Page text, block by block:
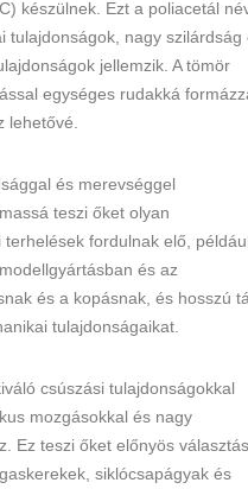
készülnek. Ezt a poliacetál
tulajdonságok, nagy szilárdság
jellemzik. A tömör
egységes rudakká
lehetővé.
és merevséggel
teszi őket olyan
fordulnak elő,
és az
és a kopásnak, és hosszú
tulajdonságaikat.
csúszási tulajdonságokkal
mozgásokkal és nagy
Ez teszi őket előnyös
siklócsapágyak és